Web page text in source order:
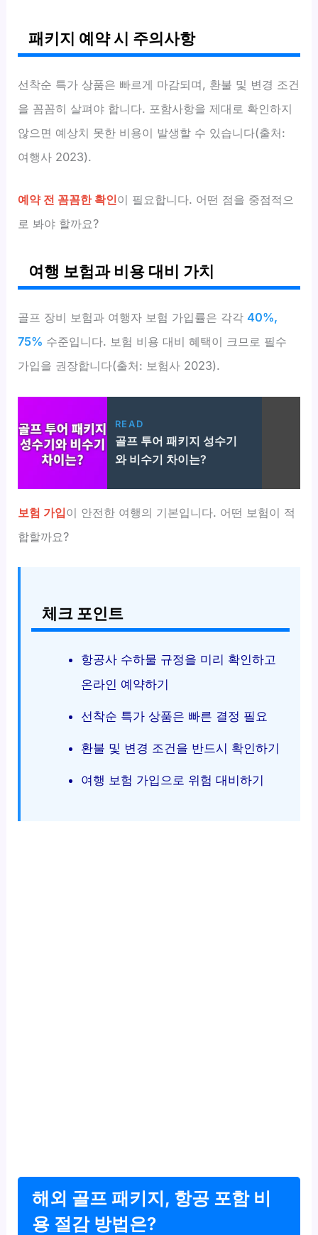
패키지 예약 시 주의사항
선착순 특가 상품은 빠르게 마감되며, 환불 및 변경 조건
을 꼼꼼히 살펴야 합니다. 포함사항을 제대로 확인하지
않으면 예상치 못한 비용이 발생할 수 있습니다(출처:
여행사 2023).
예약 전 꼼꼼한 확인이 필요합니다. 어떤 점을 중점적으
로 봐야 할까요?
여행 보험과 비용 대비 가치
골프 장비 보험과 여행자 보험 가입률은 각각40%,
75% 수준입니다. 보험 비용 대비 혜택이 크므로 필수
가입을 권장합니다(출처: 보험사 2023).
READ
골프 투어 패키지 성수기
와 비수기 차이는?
보험 가입이 안전한 여행의 기본입니다. 어떤 보험이 적
합할까요?
체크 포인트
항공사 수하물 규정을 미리 확인하고
온라인 예약하기
선착순 특가 상품은 빠른 결정 필요
환불 및 변경 조건을 반드시 확인하기
여행 보험 가입으로 위험 대비하기
해외 골프 패키지, 항공 포함 비
용 절감 방법은?